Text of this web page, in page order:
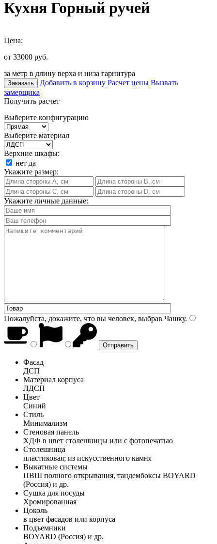
Кухня Горный ручей
Цена:
от 33000 руб.
за метр в длину верха и низа гарнитура
Заказать Добавить в корзину Расчет цены Вызвать
замерщика
Получить расчет
Выберите конфигурацию
Выберите материал
Верхние шкафы:
нет да
Укажите размер:
Укажите личные данные:
Пожалуйста, докажите, что вы человек, выбрав Чашку.
Фасад
ДСП
Материал корпуса
ЛДСП
Цвет
Синий
Стиль
Минимализм
Стеновая панель
ХДФ в цвет столешницы или с фотопечатью
Столешница
пластиковая; из искусственного камня
Выкатные системы
ПВШ полного открывания, тандембоксы BOYARD
(Россия) и др.
Сушка для посуды
Хромированная
Цоколь
в цвет фасадов или корпуса
Подъемники
BOYARD (Россия) и др.